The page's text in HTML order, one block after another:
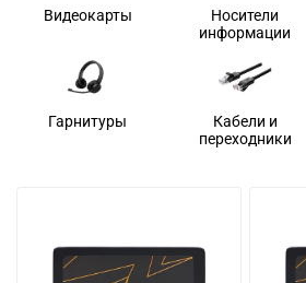
Видеокарты
Носители
информации
Гарнитуры
Кабели и
переходники